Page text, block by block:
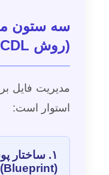
سه ستون
(روش ICDL) 🏛️
مدیریت فایل
استوار است:
۱. ساختار
(Blueprint)